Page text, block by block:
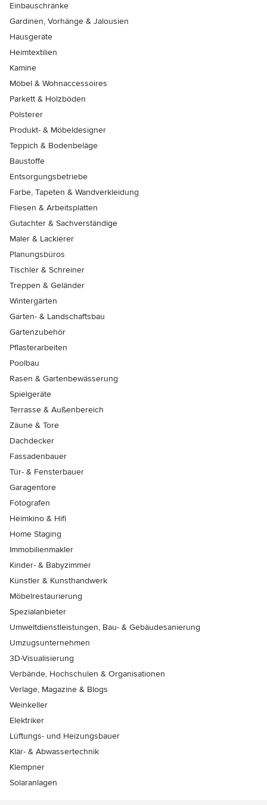
Einbauschränke
Gardinen, Vorhänge & Jalousien
Hausgeräte
Heimtextilien
Kamine
Möbel & Wohnaccessoires
Parkett & Holzböden
Polsterer
Produkt- & Möbeldesigner
Teppich & Bodenbeläge
Baustoffe
Entsorgungsbetriebe
Farbe, Tapeten & Wandverkleidung
Fliesen & Arbeitsplatten
Gutachter & Sachverständige
Maler & Lackierer
Planungsbüros
Tischler & Schreiner
Treppen & Geländer
Wintergärten
Garten- & Landschaftsbau
Gartenzubehör
Pflasterarbeiten
Poolbau
Rasen & Gartenbewässerung
Spielgeräte
Terrasse & Außenbereich
Zäune & Tore
Dachdecker
Fassadenbauer
Tür- & Fensterbauer
Garagentore
Fotografen
Heimkino & Hifi
Home Staging
Immobilienmakler
Kinder- & Babyzimmer
Künstler & Kunsthandwerk
Möbelrestaurierung
Spezialanbieter
Umweltdienstleistungen, Bau- & Gebäudesanierung
Umzugsunternehmen
3D-Visualisierung
Verbände, Hochschulen & Organisationen
Verlage, Magazine & Blogs
Weinkeller
Elektriker
Lüftungs- und Heizungsbauer
Klär- & Abwassertechnik
Klempner
Solaranlagen